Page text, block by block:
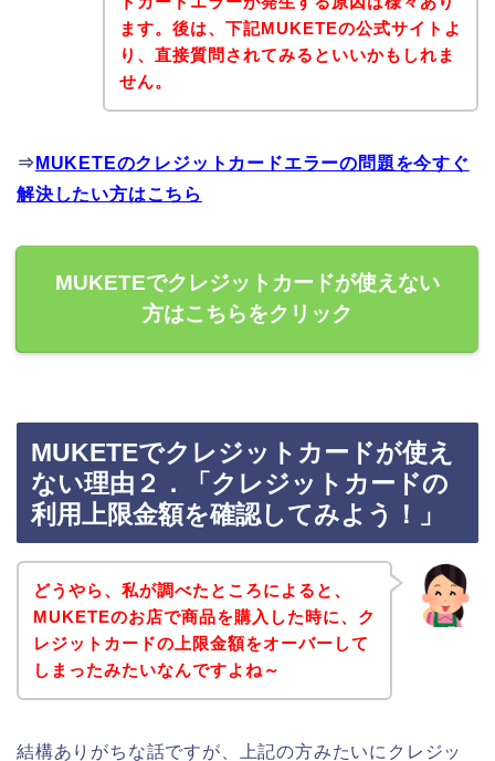
ます。後は、下記MUKETEの公式サイトよ
り、直接質問されてみるといいかもしれま
せん。
⇒ MUKETEのクレジットカードエラーの問題を今すぐ
解決したい方はこちら
MUKETEでクレジットカードが使えない
方はこちらをクリック
MUKETEでクレジットカードが使え
ない理由２．「クレジットカードの
利用上限金額を確認してみよう！」
どうやら、私が調べたところによると、
MUKETEのお店で商品を購入した時に、ク
レジットカードの上限金額をオーバーして
しまったみたいなんですよね～
結構ありがちな話ですが、上記の方みたいにクレジッ